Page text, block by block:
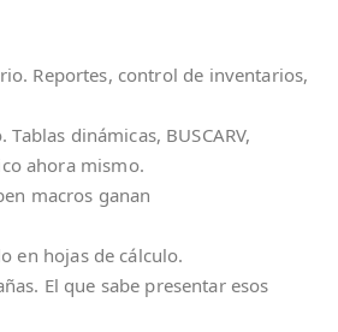
Reportes, control de inventarios,
dinámicas, BUSCARV,
ahora mismo.
macros ganan
en hojas de cálculo.
El que sabe presentar esos